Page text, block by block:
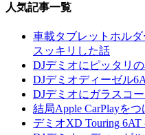
人気記事一覧
車載タブレットホル
スッキリした話
DJデミオにピッタリ
DJデミオディーゼル
DJデミオにガラスコ
結局Apple CarPlayをつ
デミオXD Touring